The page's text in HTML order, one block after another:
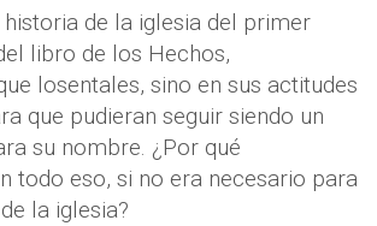
de la iglesia del primer
libro de los Hechos,
losentales, sino en sus actitudes
que pudieran seguir siendo un
su nombre. ¿Por qué
todo eso, si no era necesario para
la iglesia?